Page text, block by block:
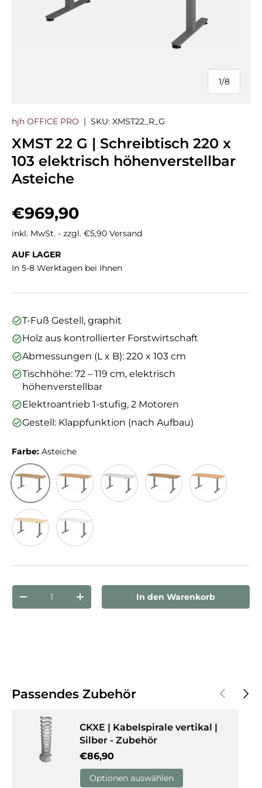
1/
von
8
hjh OFFICE PRO | SKU: XMST22_R_G
XMST 22 G | Schreibtisch 220 x
103 elektrisch höhenverstellbar
Asteiche
Normaler Preis
€969,90
inkl. MwSt. - zzgl. €5,90 Versand
AUF LAGER
In 5-8 Werktagen bei Ihnen
T-Fuß Gestell, graphit
Holz aus kontrollierter Forstwirtschaft
Abmessungen (L x B): 220 x 103 cm
Tischhöhe: 72 – 119 cm, elektrisch
höhenverstellbar
Elektroantrieb 1-stufig, 2 Motoren
Gestell: Klappfunktion (nach Aufbau)
Farbe: Asteiche
Asteiche Eiche
Anzahl
Menge verringernMenge erhöhenIn den Warenkorb
Passendes Zubehör Vorherige
CKXE | Kabelspirale vertikal |
Silber - Zubehör
Normaler Preis
€86,90
Optionen auswählen